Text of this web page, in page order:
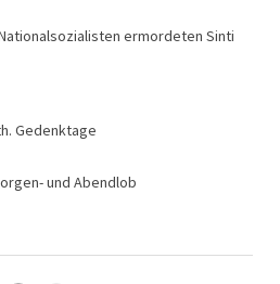
ermordeten Sinti
Gedenktage
und Abendlob
und Abendlob